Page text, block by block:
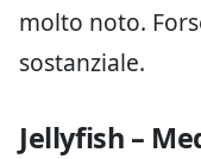
molto noto.
sostanziale.
Jellyfish –